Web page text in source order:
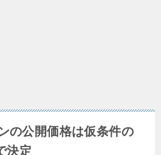
の公開価格は仮条件の
決定